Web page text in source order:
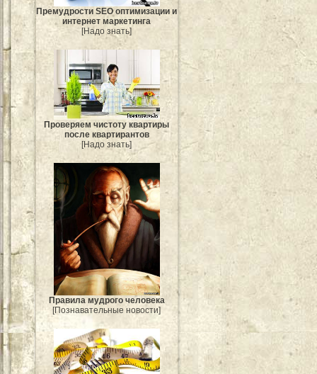
Премудрости SEO оптимизации и
интернет маркетинга
[Надо знать]
Проверяем чистоту квартиры
после квартирантов
[Надо знать]
Правила мудрого человека
[Познавательные новости]